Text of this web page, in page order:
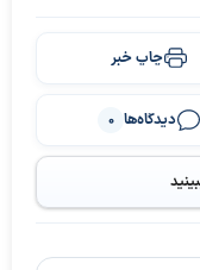
چاپ خبر
دیدگاه‌ها 0